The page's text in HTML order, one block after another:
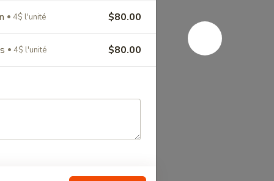
4$ l'unité $80.00
4$ l'unité $80.00